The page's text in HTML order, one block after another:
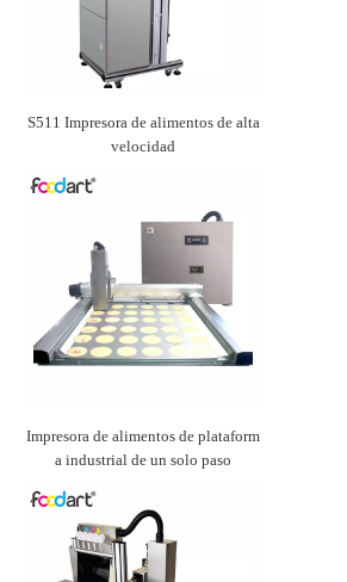
S511 Impresora de alimentos de alta
velocidad
Impresora de alimentos de plataform
a industrial de un solo paso